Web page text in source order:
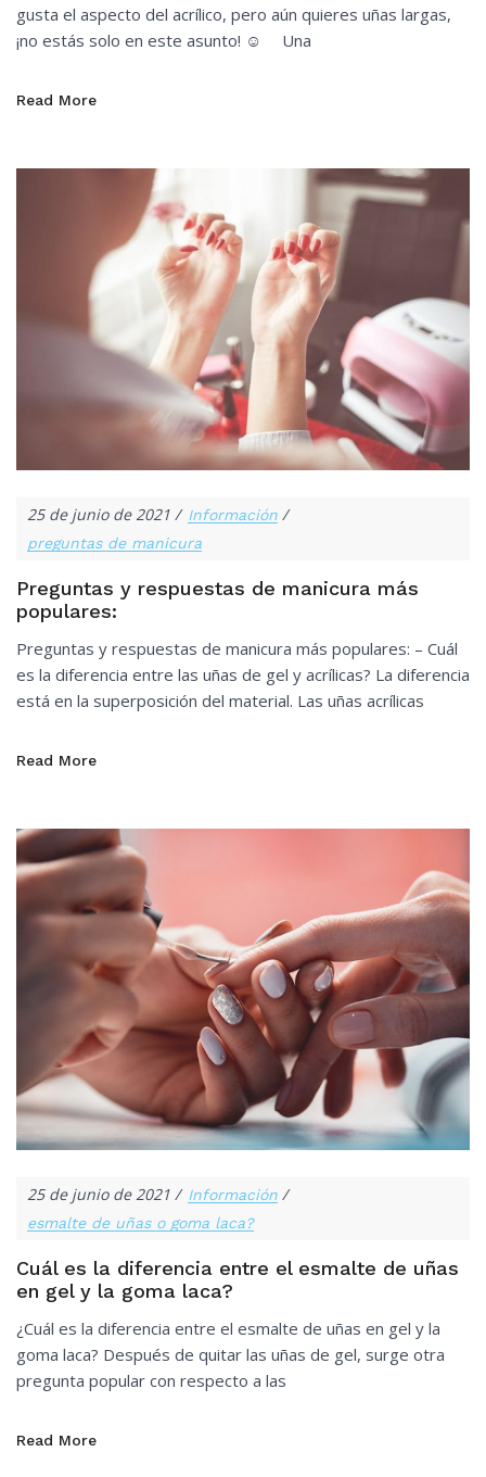
gusta el aspecto del acrílico, pero aún quieres uñas largas,
¡no estás solo en este asunto! ☺️ ⠀ Una
Read More
25 de junio de 2021
Información
preguntas de manicura
Preguntas y respuestas de manicura más
populares:
Preguntas y respuestas de manicura más populares: – Cuál
es la diferencia entre las uñas de gel y acrílicas? La diferencia
está en la superposición del material. Las uñas acrílicas
Read More
25 de junio de 2021
Información
esmalte de uñas o goma laca?
Cuál es la diferencia entre el esmalte de uñas
en gel y la goma laca?
¿Cuál es la diferencia entre el esmalte de uñas en gel y la
goma laca? Después de quitar las uñas de gel, surge otra
pregunta popular con respecto a las
Read More